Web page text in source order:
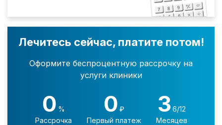
Лечитесь сейчас, платите потом!
Оформите беспроцентную рассрочку на
услуги клиники
0 %
Рассрочка
0 ₽
Первый платеж
3 6/12
Месяцев